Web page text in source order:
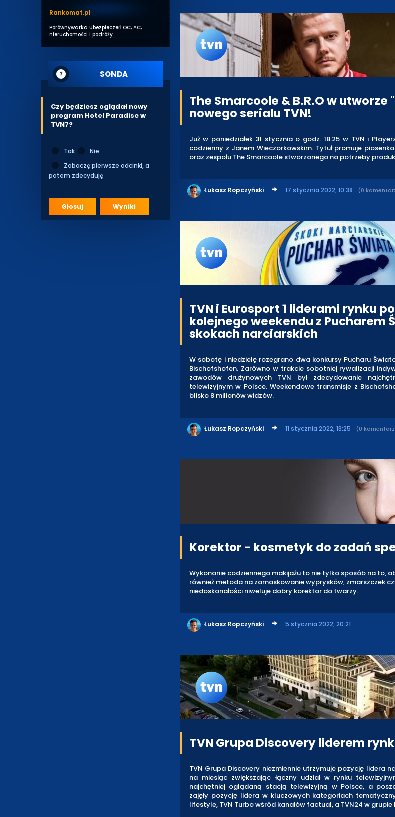
Rankomat.pl
Porównywarka ubezpieczeń OC, AC,
nieruchomości i podróży
SONDA
Czy będziesz oglądał nowy
program Hotel Paradise w
TVN7?
Tak
Nie
Zobaczę pierwsze odcinki, a
potem zdecyduję
Głosuj Wyniki
The Smarcoole & B.R.O w utworze
nowego serialu TVN!
Już w poniedziałek 31 stycznia o godz. 18:25 w TVN i
codzienny z Janem Wieczorkowskim. Tytuł promuje
oraz zespołu The Smarcoole stworzonego na potrzeby
Łukasz Ropczyński 17 stycznia 2022, 10:38 (0
TVN i Eurosport 1 liderami rynku
kolejnego weekendu z Pucharem
skokach narciarskich
W sobotę i niedzielę rozegrano dwa konkursy Pucharu
Bischofshofen. Zarówno w trakcie sobotniej rywalizacji
zawodów drużynowych TVN był zdecydowanie
telewizyjnym w Polsce. Weekendowe transmisje z
blisko 8 milionów widzów.
Łukasz Ropczyński 11 stycznia 2022, 13:25 (0
Korektor - kosmetyk do zadań
Wykonanie codziennego makijażu to nie tylko sposób na to,
również metoda na zamaskowanie wyprysków, zmarszczek
niedoskonałości niweluje dobry korektor do twarzy.
Łukasz Ropczyński 5 stycznia 2022, 20:21
TVN Grupa Discovery liderem
TVN Grupa Discovery niezmiennie utrzymuje pozycję lidera
na miesiąc zwiększając łączny udział w rynku
najchętniej oglądaną stacją telewizyjną w Polsce, a
zajęły pozycję lidera w kluczowych kategoriach
lifestyle, TVN Turbo wśród kanałów factual, a TVN24 w grupie